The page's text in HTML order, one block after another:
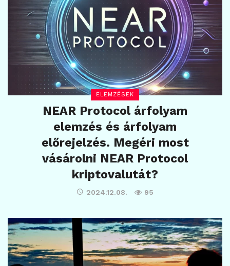
ELEMZÉSEK
NEAR Protocol árfolyam
elemzés és árfolyam
előrejelzés. Megéri most
vásárolni NEAR Protocol
kriptovalutát?
2024.12.08. 95